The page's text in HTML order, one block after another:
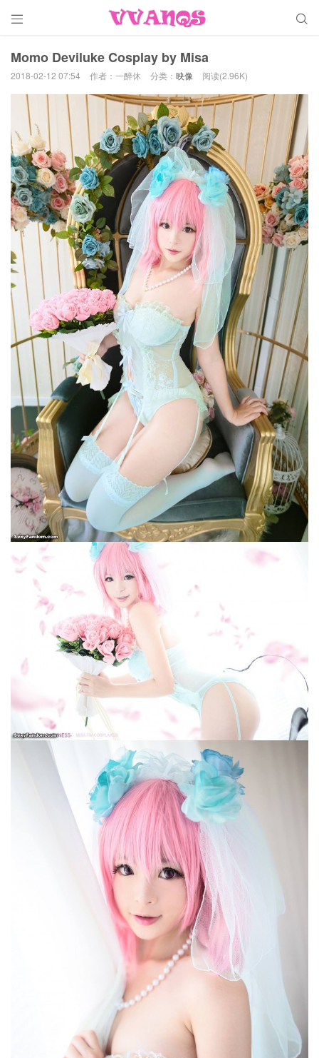
 
Momo Deviluke Cosplay by Misa
2018-02-12 07:54 作者：一醉休 分类： 映像 阅读(2.96K)